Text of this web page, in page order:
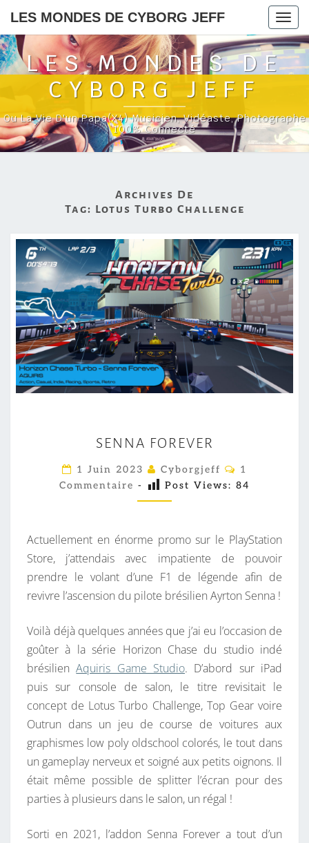
LES MONDES DE CYBORG JEFF
LES MONDES DE
CYBORG JEFF
Ou La Vie D'un Papa(x4) Musicien, Vidéaste, Photographe
100% Connecté
Archives De
Tag: Lotus Turbo Challenge
E
N
N
A
O
R
E
V
R
SENNA FOREVER
1 Juin 2023 Cyborgjeff
C
M
T
A
E
1
Commentaire - Post Views: 84
Actuellement en énorme promo sur le PlayStation
Store, j’attendais avec impatiente de pouvoir
prendre le volant d’une F1 de légende afin de
revivre l’ascension du pilote brésilien Ayrton Senna !
Voilà déjà quelques années que j’ai eu l’occasion de
goûter à la série Horizon Chase du studio indé
brésilienAquiris Game Studio. D’abord sur iPad
puis sur console de salon, le titre revisitait le
concept de Lotus Turbo Challenge, Top Gear voire
Outrun dans un jeu de course de voitures aux
graphismes low poly oldschool colorés, le tout dans
un gameplay nerveux et soigné aux petits oignons. Il
était même possible de splitter l’écran pour des
parties à plusieurs dans le salon, un régal !
Sorti en 2021, l’addon Senna Forever a tout d’un